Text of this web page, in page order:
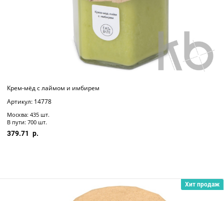
Крем-мёд с лаймом и имбирем
Артикул: 14778
Москва: 435 шт.
В пути: 700 шт.
379.71
Хит продаж